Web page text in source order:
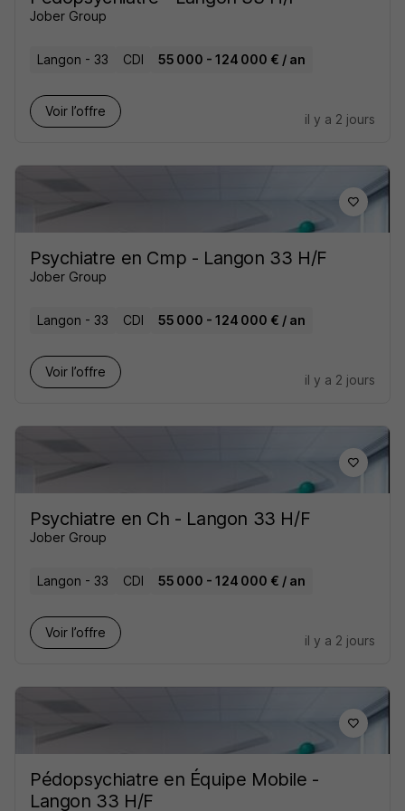
Jober Group
Langon - 33 CDI 55 000 - 124 000 € / an
Voir l’offre
il y a 2 jours
Psychiatre en Cmp - Langon 33 H/F
Jober Group
Langon - 33 CDI 55 000 - 124 000 € / an
Voir l’offre
il y a 2 jours
Psychiatre en Ch - Langon 33 H/F
Jober Group
Langon - 33 CDI 55 000 - 124 000 € / an
Voir l’offre
il y a 2 jours
Pédopsychiatre en Équipe Mobile -
Langon 33 H/F